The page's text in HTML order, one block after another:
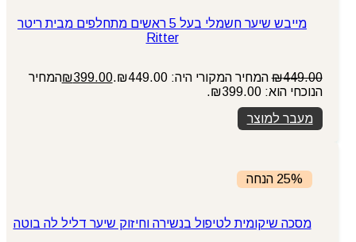
מייבש שיער חשמלי בעל 5 ראשים מתחלפים מבית ריטר
Ritter
₪449.00 המחיר המקורי היה: ₪449.00. ₪399.00
המחיר
הנוכחי הוא: ₪399.00.
מעבר למוצר
25% הנחה
מסכה שיקומית לטיפול בנשירה וחיזוק שיער דליל לה בוטה